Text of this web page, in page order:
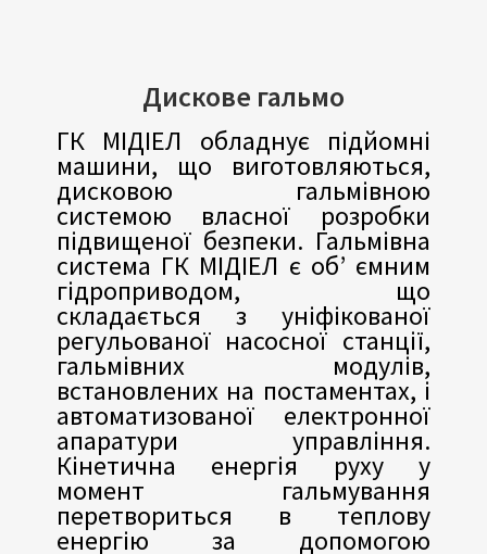
Дискове гальмо
ГК МІДІЕЛ обладнує підйомні
машини, що виготовляються,
дисковою гальмівною
системою власної розробки
підвищеної безпеки. Гальмівна
система ГК МІДІЕЛ є об’ ємним
гідроприводом, що
складається з уніфікованої
регульованої насосної станції,
гальмівних модулів,
встановлених на постаментах, і
автоматизованої електронної
апаратури управління.
Кінетична енергія руху у
момент гальмування
перетвориться в теплову
енергію за допомогою